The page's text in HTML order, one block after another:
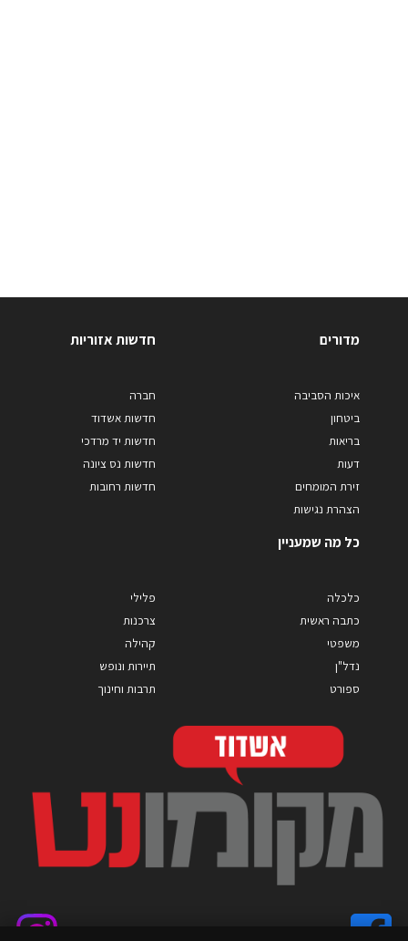
מדורים
איכות הסביבה
ביטחון
בריאות
דעות
זירת המומחים
הצהרת נגישות
חדשות אזוריות
חברה
חדשות אשדוד
חדשות יד מרדכי
חדשות נס ציונה
חדשות רחובות
כל מה שמעניין
כלכלה
כתבה ראשית
משפטי
נדל"ן
ספורט
פלילי
צרכנות
קהילה
תיירות ונופש
תרבות וחינוך